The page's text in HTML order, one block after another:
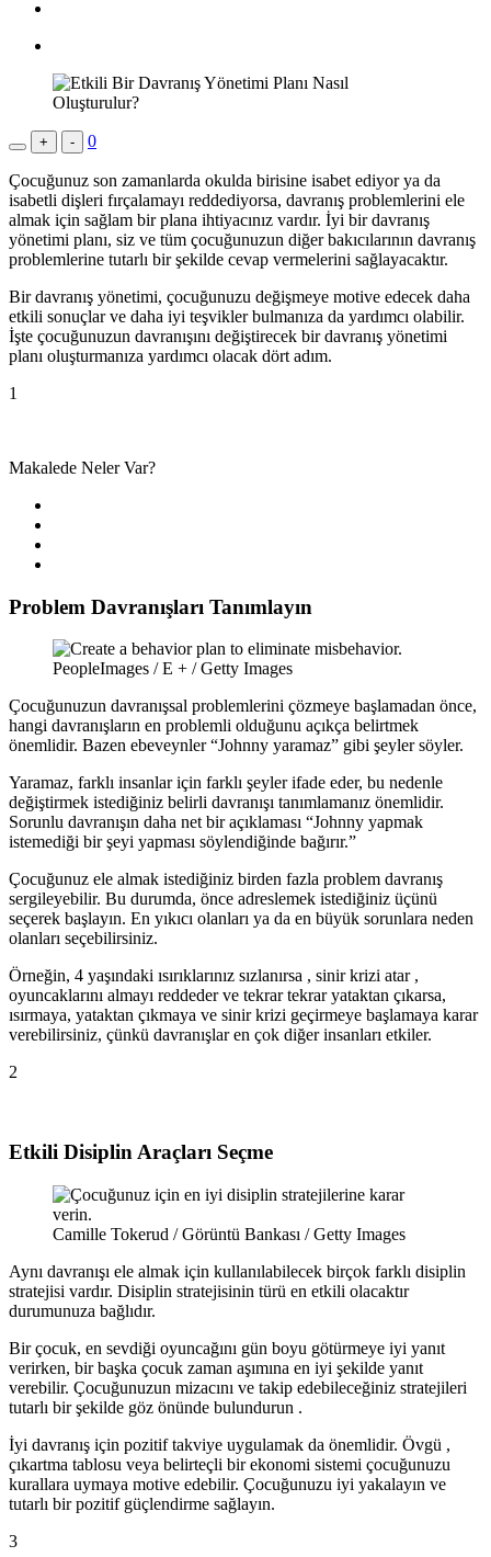
+ - 0
Çocuğunuz son zamanlarda okulda birisine isabet ediyor ya da
isabetli dişleri fırçalamayı reddediyorsa, davranış problemlerini ele
almak için sağlam bir plana ihtiyacınız vardır. İyi bir davranış
yönetimi planı, siz ve tüm çocuğunuzun diğer bakıcılarının davranış
problemlerine tutarlı bir şekilde cevap vermelerini sağlayacaktır.
Bir davranış yönetimi, çocuğunuzu değişmeye motive edecek daha
etkili sonuçlar ve daha iyi teşvikler bulmanıza da yardımcı olabilir.
İşte çocuğunuzun davranışını değiştirecek bir davranış yönetimi
planı oluşturmanıza yardımcı olacak dört adım.
1
Makalede Neler Var?
Problem Davranışları Tanımlayın
PeopleImages / E + / Getty Images
Çocuğunuzun davranışsal problemlerini çözmeye başlamadan önce,
hangi davranışların en problemli olduğunu açıkça belirtmek
önemlidir. Bazen ebeveynler “Johnny yaramaz” gibi şeyler söyler.
Yaramaz, farklı insanlar için farklı şeyler ifade eder, bu nedenle
değiştirmek istediğiniz belirli davranışı tanımlamanız önemlidir.
Sorunlu davranışın daha net bir açıklaması “Johnny yapmak
istemediği bir şeyi yapması söylendiğinde bağırır.”
Çocuğunuz ele almak istediğiniz birden fazla problem davranış
sergileyebilir. Bu durumda, önce adreslemek istediğiniz üçünü
seçerek başlayın. En yıkıcı olanları ya da en büyük sorunlara neden
olanları seçebilirsiniz.
Örneğin, 4 yaşındaki ısırıklarınız sızlanırsa , sinir krizi atar ,
oyuncaklarını almayı reddeder ve tekrar tekrar yataktan çıkarsa,
ısırmaya, yataktan çıkmaya ve sinir krizi geçirmeye başlamaya karar
verebilirsiniz, çünkü davranışlar en çok diğer insanları etkiler.
2
Etkili Disiplin Araçları Seçme
Camille Tokerud / Görüntü Bankası / Getty Images
Aynı davranışı ele almak için kullanılabilecek birçok farklı disiplin
stratejisi vardır. Disiplin stratejisinin türü en etkili olacaktır
durumunuza bağlıdır.
Bir çocuk, en sevdiği oyuncağını gün boyu götürmeye iyi yanıt
verirken, bir başka çocuk zaman aşımına en iyi şekilde yanıt
verebilir. Çocuğunuzun mizacını ve takip edebileceğiniz stratejileri
tutarlı bir şekilde göz önünde bulundurun .
İyi davranış için pozitif takviye uygulamak da önemlidir. Övgü ,
çıkartma tablosu veya belirteçli bir ekonomi sistemi çocuğunuzu
kurallara uymaya motive edebilir. Çocuğunuzu iyi yakalayın ve
tutarlı bir pozitif güçlendirme sağlayın.
3